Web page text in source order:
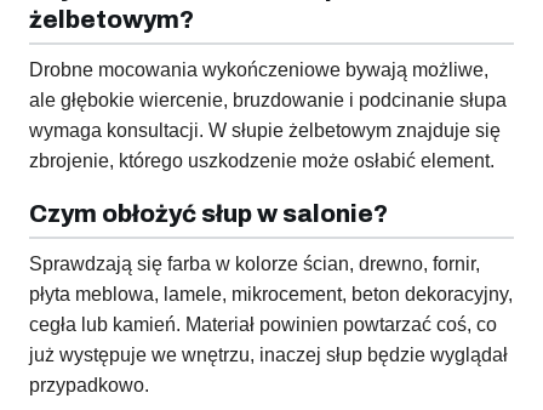
żelbetowym?
Drobne mocowania wykończeniowe bywają możliwe,
ale głębokie wiercenie, bruzdowanie i podcinanie słupa
wymaga konsultacji. W słupie żelbetowym znajduje się
zbrojenie, którego uszkodzenie może osłabić element.
Czym obłożyć słup w salonie?
Sprawdzają się farba w kolorze ścian, drewno, fornir,
płyta meblowa, lamele, mikrocement, beton dekoracyjny,
cegła lub kamień. Materiał powinien powtarzać coś, co
już występuje we wnętrzu, inaczej słup będzie wyglądał
przypadkowo.